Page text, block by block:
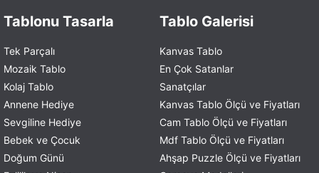
Tablonu Tasarla
Tek Parçalı
Mozaik Tablo
Kolaj Tablo
Annene Hediye
Sevgiline Hediye
Bebek ve Çocuk
Doğum Günü
Tablo Galerisi
Kanvas Tablo
En Çok Satanlar
Sanatçılar
Kanvas Tablo Ölçü ve Fiyatları
Cam Tablo Ölçü ve Fiyatları
Mdf Tablo Ölçü ve Fiyatları
Ahşap Puzzle Ölçü ve Fiyatları